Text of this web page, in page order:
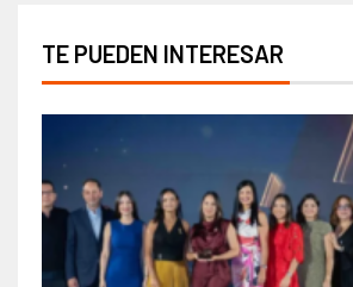
TE PUEDEN INTERESAR